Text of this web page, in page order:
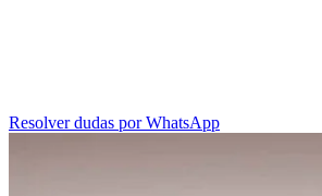
Resolver dudas por WhatsApp